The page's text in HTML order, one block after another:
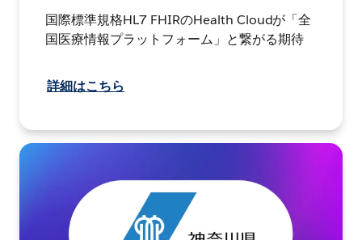
国際標準規格HL7 FHIRのHealth Cloudが「全
国医療情報プラットフォーム」と繋がる期待
詳細はこちら